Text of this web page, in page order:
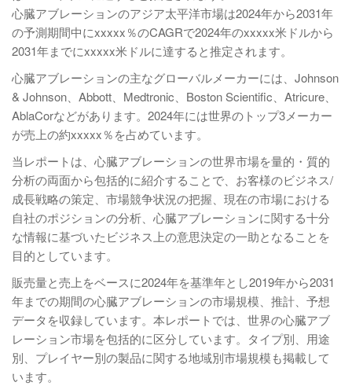
心臓アブレーションのアジア太平洋市場は2024年から2031年
の予測期間中にxxxxx％のCAGRで2024年のxxxxx米ドルから
2031年までにxxxxx米ドルに達すると推定されます。
心臓アブレーションの主なグローバルメーカーには、Johnson
& Johnson、Abbott、Medtronic、Boston Scientific、Atricure、
AblaCorなどがあります。2024年には世界のトップ3メーカー
が売上の約xxxxx％を占めています。
当レポートは、心臓アブレーションの世界市場を量的・質的
分析の両面から包括的に紹介することで、お客様のビジネス/
成長戦略の策定、市場競争状況の把握、現在の市場における
自社のポジションの分析、心臓アブレーションに関する十分
な情報に基づいたビジネス上の意思決定の一助となることを
目的としています。
販売量と売上をベースに2024年を基準年とし2019年から2031
年までの期間の心臓アブレーションの市場規模、推計、予想
データを収録しています。本レポートでは、世界の心臓アブ
レーション市場を包括的に区分しています。タイプ別、用途
別、プレイヤー別の製品に関する地域別市場規模も掲載して
います。